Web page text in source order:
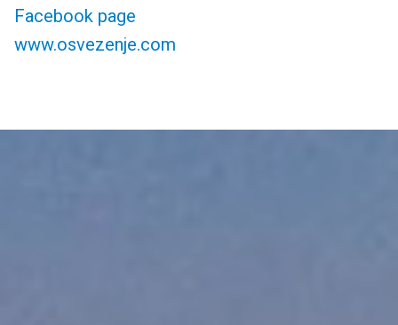
Facebook page
www.osvezenje.com